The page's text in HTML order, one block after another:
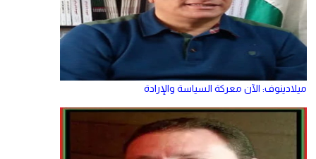
ميلادينوف: الآن معركة السياسة والإرادة